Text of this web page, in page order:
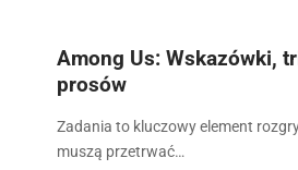
Among Us: Wskazówki,
prosów
Zadania to kluczowy element
muszą przetrwać…